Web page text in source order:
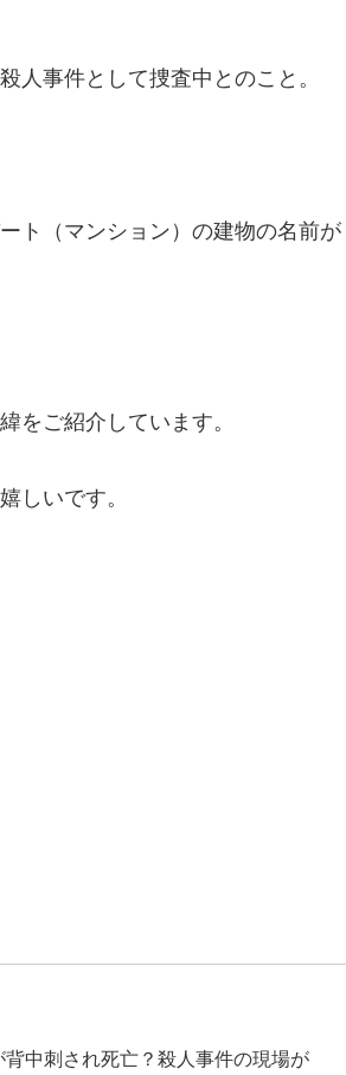
人事件として捜査中とのこと。
ト（マンション）の建物の名前が
をご紹介しています。
しいです。
中刺され死亡？殺人事件の現場が